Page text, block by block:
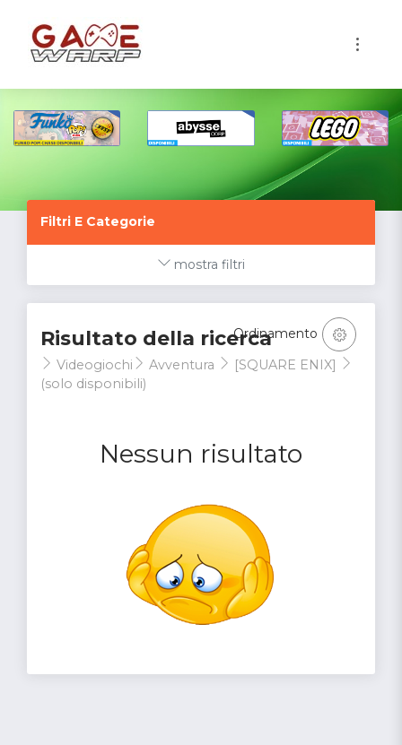
Filtri E Categorie
mostra filtri
Risultato della ricerca
Videogiochi Avventura
[SQUARE ENIX]
(solo disponibili)
Nessun risultato
Ordinamento